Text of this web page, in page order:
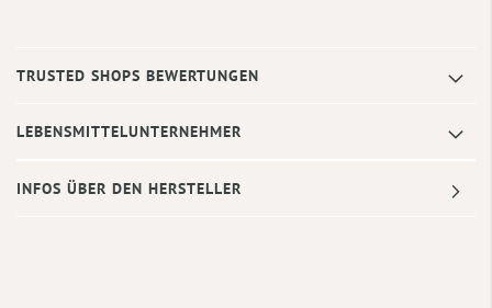
TRUSTED SHOPS BEWERTUNGEN
LEBENSMITTELUNTERNEHMER
INFOS ÜBER DEN HERSTELLER